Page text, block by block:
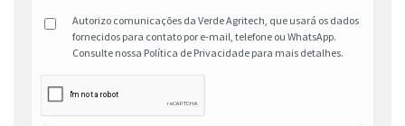
Autorizo comunicações da Verde Agritech, que usará os dados
fornecidos para contato por e-mail, telefone ou WhatsApp.
Consulte nossa Política de Privacidade para mais detalhes.